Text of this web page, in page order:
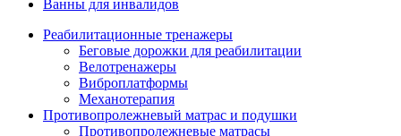
Ванны для инвалидов
Реабилитационные тренажеры
Беговые дорожки для реабилитации
Велотренажеры
Виброплатформы
Механотерапия
Противопролежневый матрас и подушки
Противопролежневые матрасы